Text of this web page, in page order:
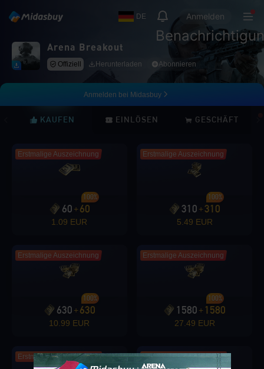
DE Anmelden
Arena Breakout
Offiziell Herunterladen Abonnieren
Anmelden bei Midasbuy
KAUFEN EINLÖSEN GESCHÄFT
Erstmalige Auszeichnung
60 +60
100%
1.09 EUR
Erstmalige Auszeichnung
310 +310
100%
5.49 EUR
Erstmalige Auszeichnung
630 +630
100%
10.99 EUR
Erstmalige Auszeichnung
1580 + 1580
100%
27.49 EUR
Erstmalige Auszeichnung Erstmalige Auszeichnung